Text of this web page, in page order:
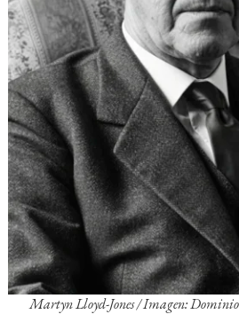
Martyn Lloyd-Jones / Imagen: